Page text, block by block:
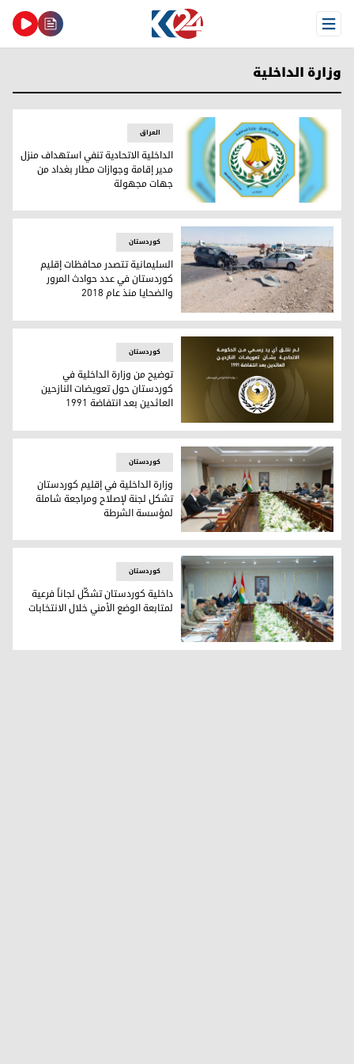
Open Menu
وزارة الداخلية
الداخلية الاتحادية تنفي استهداف منزل مدير إقامة وجوازات
العراق
الداخلية الاتحادية تنفي استهداف منزل
مدير إقامة وجوازات مطار بغداد من
جهات مجهولة
السليمانية تتصدر محافظات إقليم كوردستان في عدد حوادث المرور
کوردستان
السليمانية تتصدر محافظات إقليم
كوردستان في عدد حوادث المرور
والضحايا منذ عام 2018
توضيح من وزارة الداخلية في كوردستان حول تعويضات النازحين
کوردستان
توضيح من وزارة الداخلية في
كوردستان حول تعويضات النازحين
العائدين بعد انتفاضة 1991
وزارة الداخلية في إقليم كوردستان تشكل لجنة لإصلاح
کوردستان
وزارة الداخلية في إقليم كوردستان
تشكل لجنة لإصلاح ومراجعة شاملة
لمؤسسة الشرطة
داخلية كوردستان تشكّل لجاناً فرعية لمتابعة الوضع الأمني خلال
کوردستان
داخلية كوردستان تشكّل لجاناً فرعية
لمتابعة الوضع الأمني خلال الانتخابات